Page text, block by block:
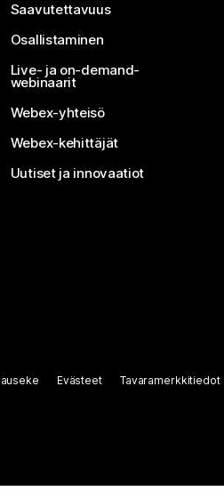
Saavutettavuus
Osallistaminen
Live- ja on-demand-
webinaarit
Webex-yhteisö
Webex-kehittäjät
Uutiset ja innovaatiot
Evästeet Tavaramerkkitiedot